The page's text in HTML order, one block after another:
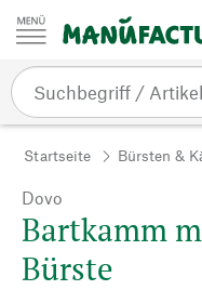
Zum Inhalt springen
Startseite Bürsten &
Dovo
Bartkamm
Bürste